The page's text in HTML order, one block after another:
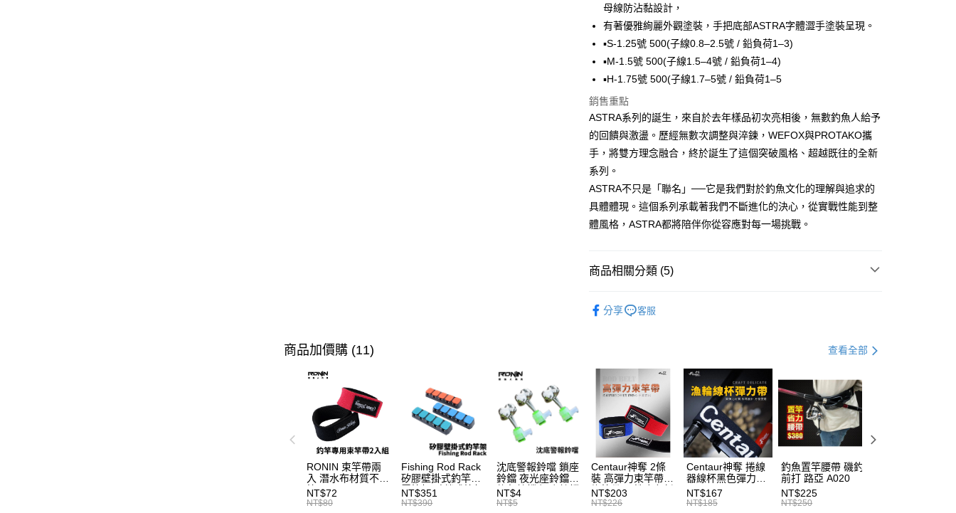
聯邦商業銀行
元大商業銀行
永豐商業銀行
台新國際商業銀行
中國信託商業銀行
台灣樂天信用卡公司
相關說明
【大哥付你分期使用說明】
1.本服務由台灣大哥大提供，台灣大哥大用戶可立即使用無須另外申請。
2.付款方式選擇「大哥付你分期」，訂單成立後會自動跳轉到大哥付的交易
流程，驗證手機門號後，選擇欲分期的期數、繳款截止日，確認付款後即
完成交易。
3.實際核准額度、可分期數及費用金額請依後續交易確認頁面所載為準。
4.訂單成立30分鐘內，如未前往確認交易或遇審核未通過，訂單將自動取
消。如遇「轉專審核」未通過狀況，表示未達大哥付你分期系統評分，恕
無法說明評估內容。
1.分期款項不併入電信帳單，「大哥付你分期」於每月結算日後寄送繳費提
醒簡訊。
2.透過簡訊連結打開帳單後，可選擇「超商條碼／台灣大直營門市／銀行轉
帳／街口支付／iPASS MONEY」等通路繳費。
【注意事項】
2.基於同意付款使用「大哥付你分期」之契約關係目的，商店將以您的個人
3.完整用戶服務條款，請詳閱以下連結：
AFTEE先享後付
相關說明
AFTEE先享後付是「在收到商品之後才付款」的支付方式。 讓您購物簡單
便利好安心！
２．便利：只要手機號碼，簡訊認證，即可結帳。
３．安心：先確認商品／服務後，再付款。
【「AFTEE先享後付」結帳流程】
１．於結帳方式選擇「AFTEE先享後付」後，將跳轉至「AFTEE先享後
付」結帳頁面，進行簡訊認證並確認金額後，即可完成結帳。
２．訂單成立數日內，您將收到繳費通知簡訊。
３．收到繳費通知簡訊後14天內，點擊此簡訊中的連結，可透過四大超商
／ATM／網路銀行／等多元方式進行付款，方視為交易完成。
先享後付繳納相關費用。
※ 交易是否成功請以「AFTEE先享後付 」之結帳頁面顯示為準，若有關於
交易，需依本服務之必要範圍內提供個人資料，並將交易相關給付款項請
２．關於個人資料處理事宜，請瀏覽以下網址：
https://aftee.tw/terms/#terms3
３．未成年的使用者請事先徵得法定代理人或監護人之同意方可使用
「AFTEE先享後付」，若未經同意申辦者引起之損失，本公司不負相關責
任。
４．使用「AFTEE先享後付」時，將依據個別帳號之用戶狀況，依本公司
即時審查核予不同之上限額度；若仍有額度不足之情形，本公司將視審查
結果請求用戶進行身份認證。
５．嚴禁一人註冊多個帳號或使用他人資訊註冊。若發現惡意使用之情
形，恩沛科技股份有限公司將有權停止該用戶之使用額度並採取法律行
動。
ATM付款
貨到付款
運送方式
每筆NT$100，滿NT$2,000(含以上)免運費
大型宅配(門市自取請勿下單，請聯繫客服）
離島一般宅配
貨到付款（門市自取請勿下單，請聯繫客服）
計)，訂單才得以成立**)
母線防沾黏設計，
有著優雅絢麗外觀塗裝，手把底部ASTRA字體澀手塗裝呈現。
▪️S-1.25號 500(子線0.8–2.5號 / 鉛負荷1–3)
▪️M-1.5號 500(子線1.5–4號 / 鉛負荷1–4)
▪️H-1.75號 500(子線1.7–5號 / 鉛負荷1–5
銷售重點
ASTRA系列的誕生，來自於去年樣品初次亮相後，無數釣魚人給予
的回饋與激盪。歷經無數次調整與淬鍊，WEFOX與PROTAKO攜
手，將雙方理念融合，終於誕生了這個突破風格、超越既往的全新
系列。
ASTRA不只是「聯名」──它是我們對於釣魚文化的理解與追求的
具體體現。這個系列承載著我們不斷進化的決心，從實戰性能到整
體風格，ASTRA都將陪伴你從容應對每一場挑戰。
商品相關分類 (5)
主題釣法專區 磯釣裝備指南
品牌專區 PROTAKO 上興
分享 客服
商品加價購 (11) 查看全部
RONIN 束竿帶兩
入 潛水布材質不傷
竿 A027
NT$72
NT$80
Fishing Rod Rack
矽膠壁掛式釣竿架
置竿架 壁鎖式竿架
釣竿展示架 T1086
NT$351
NT$390
沈底警報鈴噹 鎖座
鈴鐺 夜光座鈴鐺
釣魚鈴鐺 沉底鈴鐺
1入 可插
NT$4
NT$5
Centaur神奪 2條
裝 高彈力束竿帶
綁竿帶 彈性魔鬼氈
束帶 A037
NT$203
NT$226
Centaur神奪 捲線
器線杯黑色彈力帶
T227
NT$167
NT$185
釣魚置竿腰帶 磯釣
前打 路亞 A020
NT$225
NT$250